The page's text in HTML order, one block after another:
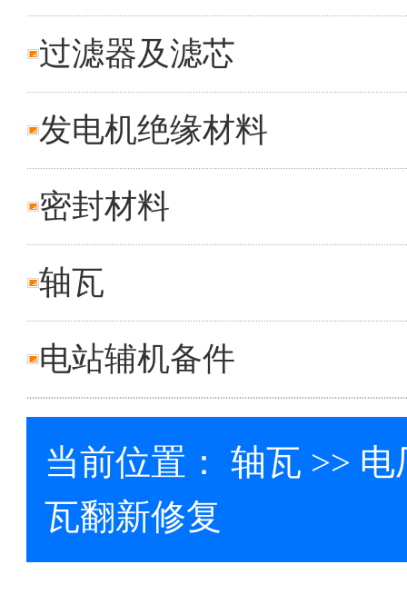
过滤器及滤芯
发电机绝缘材料
密封材料
轴瓦
电站辅机备件
当前位置：轴瓦 >> 电
瓦翻新修复